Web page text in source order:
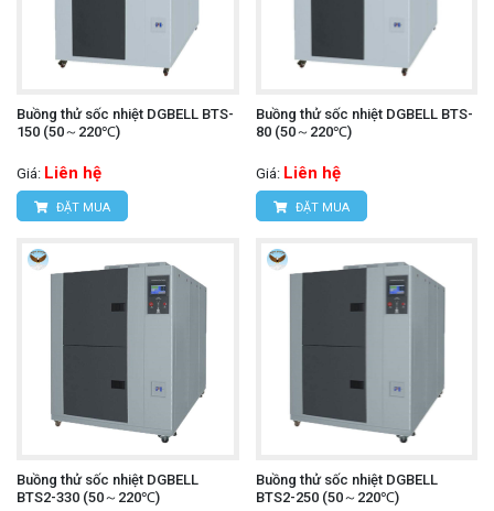
Buồng thử sốc nhiệt DGBELL BTS-
150 (50～220℃)
Giá: Liên hệ
ĐẶT MUA
Buồng thử sốc nhiệt DGBELL BTS-
80 (50～220℃)
Giá: Liên hệ
ĐẶT MUA
Buồng thử sốc nhiệt DGBELL
BTS2-330 (50～220℃)
Buồng thử sốc nhiệt DGBELL
BTS2-250 (50～220℃)